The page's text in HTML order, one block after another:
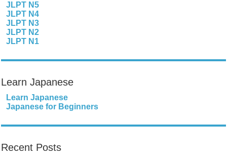
JLPT N5
JLPT N4
JLPT N3
JLPT N2
JLPT N1
Learn Japanese
Learn Japanese
Japanese for Beginners
Recent Posts